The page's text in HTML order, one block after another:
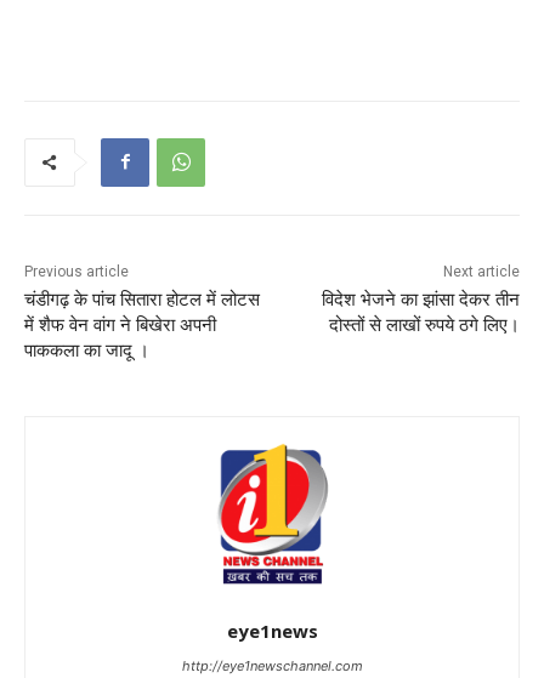
Previous article
चंडीगढ़ के पांच सितारा होटल में लोटस
में शैफ वेन वांग ने बिखेरा अपनी
पाककला का जादू ।
Next article
विदेश भेजने का झांसा देकर तीन
दोस्तों से लाखों रुपये ठगे लिए।
eye1news
http://eye1newschannel.com